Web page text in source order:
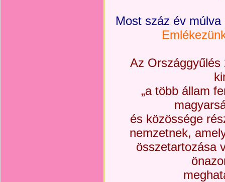
Most száz év
Az Országgyűlés
„a több állam
és közössége
nemzetnek,
összetartozása